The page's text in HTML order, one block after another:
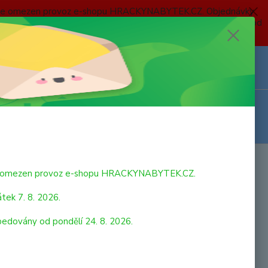
provoz e-shopu HRACKYNABYTEK.CZ. Objednávky
2026 do neděle 23. 8. 2026 budou postupně expedovány od
Deutz Agrotron. Traktor je vyrobeťují hladkou jízdu i
provoz e-shopu HRACKYNABYTEK.CZ.
7. 8. 2026.
od pondělí 24. 8. 2026.